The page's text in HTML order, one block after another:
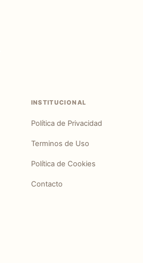
INSTITUCIONAL
Política de Privacidad
Terminos de Uso
Política de Cookies
Contacto